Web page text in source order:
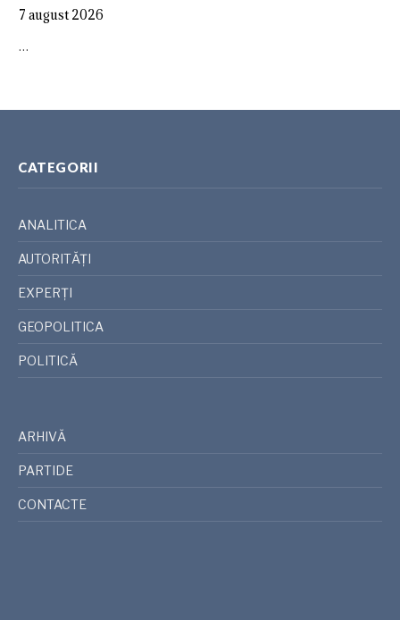
7 august 2026
…
CATEGORII
ANALITICA
AUTORITĂȚI
EXPERȚI
GEOPOLITICA
POLITICĂ
ARHIVĂ
PARTIDE
CONTACTE